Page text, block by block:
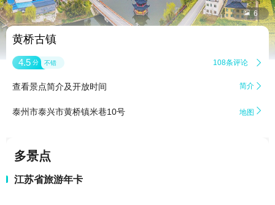
 6
黄桥古镇
4.5 分 不错 108条评论 
查看景点简介及开放时间 简介 
泰州市泰兴市黄桥镇米巷10号 地图 
多景点
江苏省旅游年卡